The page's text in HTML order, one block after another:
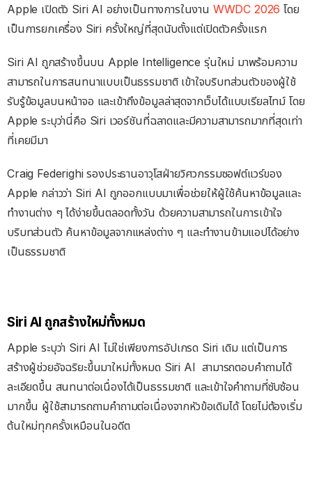
Apple เปิดตัว Siri AI อย่างเป็นทางการในงาน WWDC 2026 โดย
เป็นการยกเครื่อง Siri ครั้งใหญ่ที่สุดนับตั้งแต่เปิดตัวครั้งแรก
Siri AI ถูกสร้างขึ้นบน Apple Intelligence รุ่นใหม่ มาพร้อมความ
สามารถในการสนทนาแบบเป็นธรรมชาติ เข้าใจบริบทส่วนตัวของผู้ใช้
รับรู้ข้อมูลบนหน้าจอ และเข้าถึงข้อมูลล่าสุดจากเว็บได้แบบเรียลไทม์ โดย
Apple ระบุว่านี่คือ Siri เวอร์ชันที่ฉลาดและมีความสามารถมากที่สุดเท่า
ที่เคยมีมา
Craig Federighi รองประธานอาวุโสฝ่ายวิศวกรรมซอฟต์แวร์ของ
Apple กล่าวว่า Siri AI ถูกออกแบบมาเพื่อช่วยให้ผู้ใช้ค้นหาข้อมูลและ
ทำงานต่าง ๆ ได้ง่ายขึ้นตลอดทั้งวัน ด้วยความสามารถในการเข้าใจ
บริบทส่วนตัว ค้นหาข้อมูลจากแหล่งต่าง ๆ และทำงานข้ามแอปได้อย่าง
เป็นธรรมชาติ
Siri AI ถูกสร้างใหม่ทั้งหมด
Apple ระบุว่า Siri AI ไม่ใช่เพียงการอัปเกรด Siri เดิม แต่เป็นการ
สร้างผู้ช่วยอัจฉริยะขึ้นมาใหม่ทั้งหมด Siri AI สามารถตอบคำถามได้
ละเอียดขึ้น สนทนาต่อเนื่องได้เป็นธรรมชาติ และเข้าใจคำถามที่ซับซ้อน
มากขึ้น ผู้ใช้สามารถถามคำถามต่อเนื่องจากหัวข้อเดิมได้ โดยไม่ต้องเริ่ม
ต้นใหม่ทุกครั้งเหมือนในอดีต